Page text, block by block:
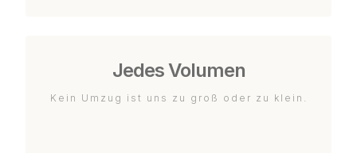
Jedes Volumen
Kein Umzug ist uns zu groß oder zu klein.